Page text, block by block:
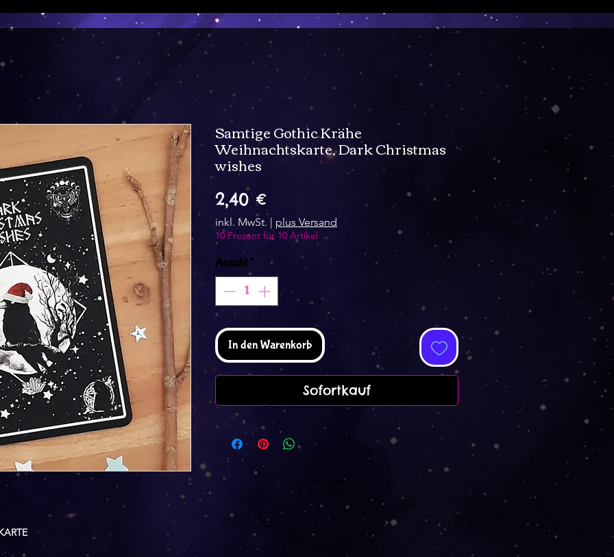
Samtige Gothic Krähe
Weihnachtskarte, Dark Christmas
wishes
2,40 €Preis
inkl. MwSt. | plus Versand
10 Prozent für 10 Artikel
Anzahl*
In den Warenkorb
Sofortkauf